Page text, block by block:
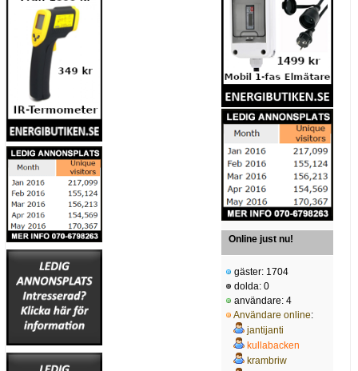
Online just nu!
gäster: 1704
dolda: 0
användare: 4
Användare online:
jantijanti
kullabacken
krambriw